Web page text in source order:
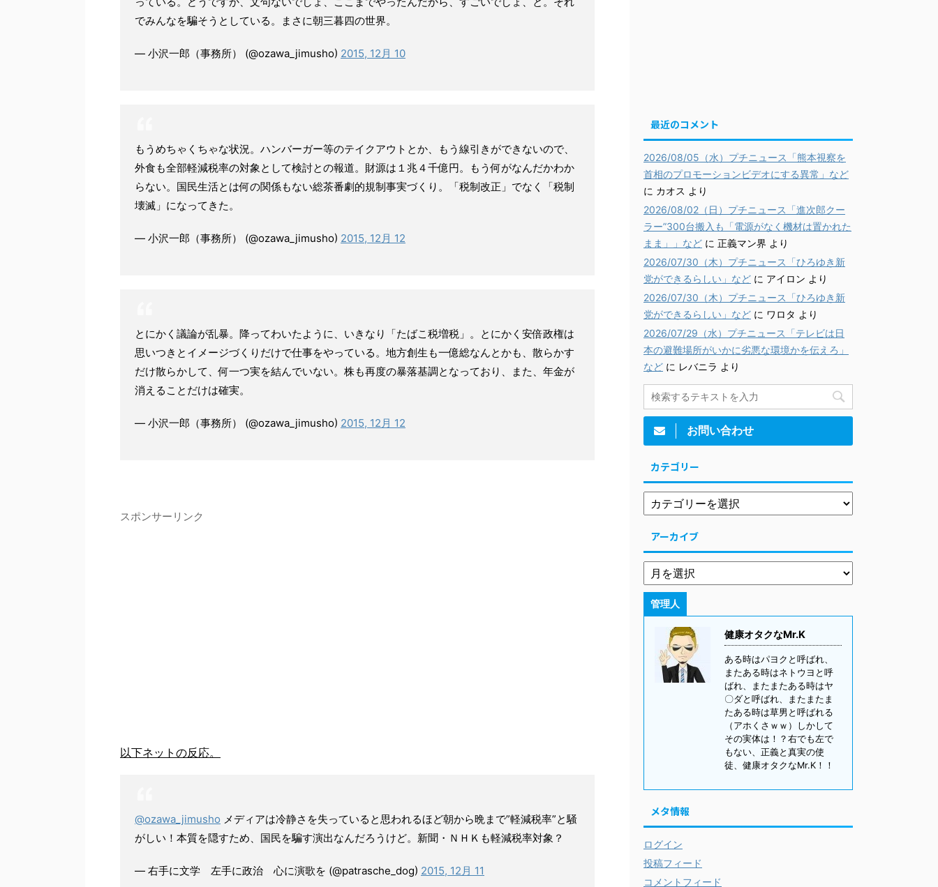
でみんなを騙そうとしている。まさに朝三暮四の世界。
— 小沢一郎（事務所） (@ozawa_jimusho) 2015, 12月 10
もうめちゃくちゃな状況。ハンバーガー等のテイクアウトとか、もう線引きができないので、
外食も全部軽減税率の対象として検討との報道。財源は１兆４千億円。もう何がなんだかわか
らない。国民生活とは何の関係もない総茶番劇的規制事実づくり。「税制改正」でなく「税制
壊滅」になってきた。
— 小沢一郎（事務所） (@ozawa_jimusho) 2015, 12月 12
とにかく議論が乱暴。降ってわいたように、いきなり「たばこ税増税」。とにかく安倍政権は
思いつきとイメージづくりだけで仕事をやっている。地方創生も一億総なんとかも、散らかす
だけ散らかして、何一つ実を結んでいない。株も再度の暴落基調となっており、また、年金が
消えることだけは確実。
— 小沢一郎（事務所） (@ozawa_jimusho) 2015, 12月 12
スポンサーリンク
以下ネットの反応。
@ozawa_jimusho メディアは冷静さを失っていると思われるほど朝から晩まで”軽減税率”と騒
がしい！本質を隠すため、国民を騙す演出なんだろうけど。新聞・ＮＨＫも軽減税率対象？
— 右手に文学 左手に政治 心に演歌を (@patrasche_dog) 2015, 12月 11
最近のコメント
2026/08/05（水）プチニュース「熊本視察を
首相のプロモーションビデオにする異常」など
に カオス より
2026/08/02（日）プチニュース「進次郎クー
ラー”300台搬入も「電源がなく機材は置かれた
まま」」など に 正義マン界 より
2026/07/30（木）プチニュース「ひろゆき新
党ができるらしい」など に アイロン より
2026/07/30（木）プチニュース「ひろゆき新
党ができるらしい」など に ワロタ より
2026/07/29（水）プチニュース「テレビは日
本の避難場所がいかに劣悪な環境かを伝えろ」
など に レバニラ より
お問い合わせ
カテゴリー
アーカイブ
管理人
健康オタクなMr.K
ある時はパヨクと呼ばれ、
またある時はネトウヨと呼
ばれ、またまたある時はヤ
〇ダと呼ばれ、またまたま
たある時は草男と呼ばれる
（アホくさｗｗ）しかして
その実体は！？右でも左で
もない、正義と真実の使
徒、健康オタクなMr.K！！
メタ情報
ログイン
投稿フィード
コメントフィード